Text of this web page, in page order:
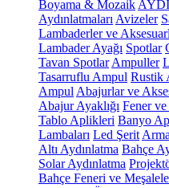
Boyama & Mozaik
Aydınlatmaları Avizeler
Lambaderler ve
Lambader Ayağı Spotlar
Tavan Spotlar Ampuller
Tasarruflu Ampul Rustik
Ampul Abajurlar ve
Abajur Ayaklığı Fener
Tablo Aplikleri Banyo
Lambaları Led Şerit
Altı Aydınlatma Bahçe
Solar Aydınlatma
Bahçe Feneri ve